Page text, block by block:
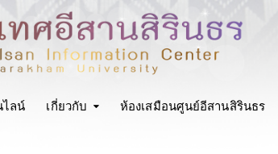
ไลน์ เกี่ยวกับ ห้องเสมือนศูนย์อีสานสิรินธร